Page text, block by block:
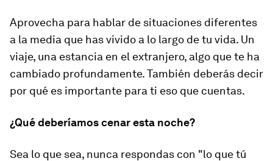
Aprovecha para hablar de situaciones diferentes
a la media que has vivido a lo largo de tu vida. Un
viaje, una estancia en el extranjero, algo que te ha
cambiado profundamente. También deberás decir
por qué es importante para ti eso que cuentas.
¿Qué deberíamos cenar esta noche?
Sea lo que sea, nunca respondas con "lo que tú